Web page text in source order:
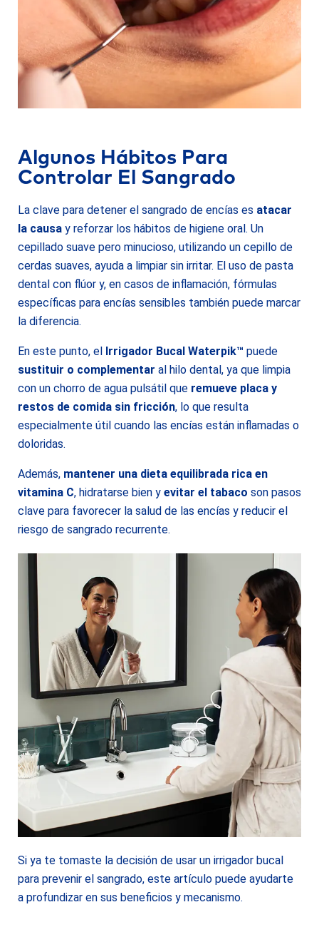
Algunos Hábitos Para
Controlar El Sangrado
La clave para detener el sangrado de encías es atacar
la causa y reforzar los hábitos de higiene oral. Un
cepillado suave pero minucioso, utilizando un cepillo de
cerdas suaves, ayuda a limpiar sin irritar. El uso de pasta
dental con flúor y, en casos de inflamación, fórmulas
específicas para encías sensibles también puede marcar
la diferencia.
En este punto, el Irrigador Bucal Waterpik™ puede
sustituir o complementar al hilo dental, ya que limpia
con un chorro de agua pulsátil que remueve placa y
restos de comida sin fricción, lo que resulta
especialmente útil cuando las encías están inflamadas o
doloridas.
Además, mantener una dieta equilibrada rica en
vitamina C, hidratarse bien y evitar el tabaco son pasos
clave para favorecer la salud de las encías y reducir el
riesgo de sangrado recurrente.
Si ya te tomaste la decisión de usar un irrigador bucal
para prevenir el sangrado, este artículo puede ayudarte
a profundizar en sus beneficios y mecanismo.